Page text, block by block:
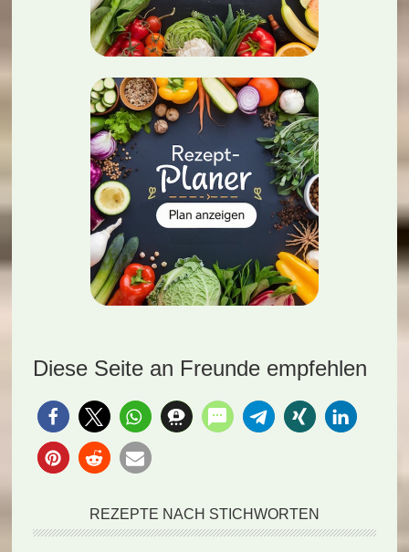
Diese Seite an Freunde empfehlen
REZEPTE NACH STICHWORTEN